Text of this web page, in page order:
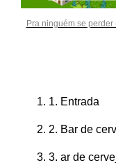
Pra ninguém se
1. Entrada
2. Bar de
3. ar de